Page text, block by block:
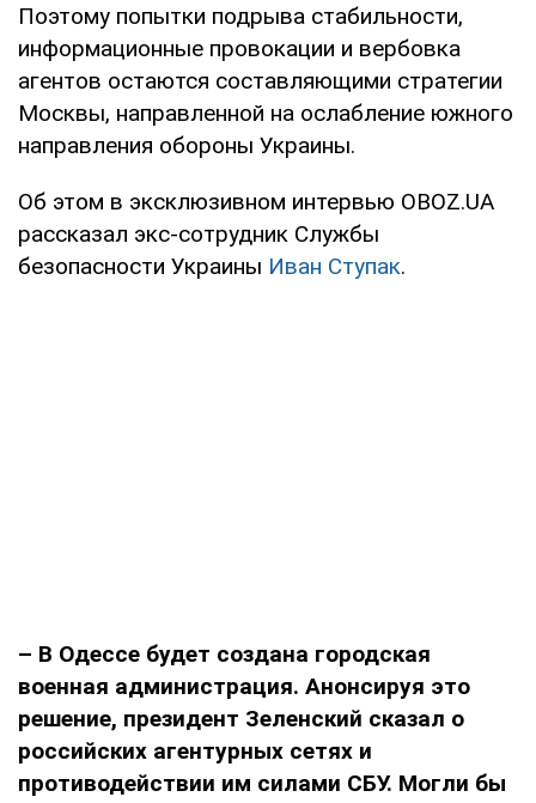
Поэтому попытки подрыва стабильности,
информационные провокации и вербовка
агентов остаются составляющими стратегии
Москвы, направленной на ослабление южного
направления обороны Украины.
Об этом в эксклюзивном интервью OBOZ.UA
рассказал экс-сотрудник Службы
безопасности Украины Иван Ступак.
– В Одессе будет создана городская
военная администрация. Анонсируя это
решение, президент Зеленский сказал о
российских агентурных сетях и
противодействии им силами СБУ. Могли бы